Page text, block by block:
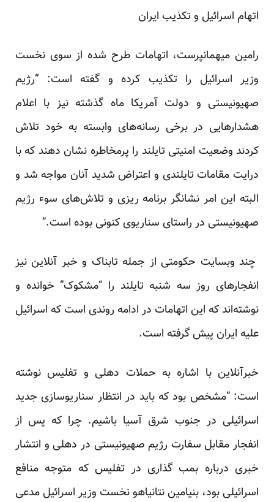
اتهام اسرائیل و تکذیب ایران
رامین میهمانپرست، اتهامات طرح شده از سوی نخست
وزیر اسرائیل را تکذیب کرده و گفته است: “رژیم
صهیونیستی و دولت آمریکا ماه گذشته نیز با اعلام
هشدارهایی در برخی رسانه‌های وابسته به خود تلاش
کردند وضعیت امنیتی تایلند را پرمخاطره نشان دهند که با
درایت مقامات تایلندی و اعتراض شدید آنان مواجه شد و
البته این امر نشانگر برنامه ریزی و تلاش‌های سوء رژیم
صهیونیستی در راستای سناریوی کنونی بوده است.”
چند وبسایت حکومتی از جمله تابناک و خبر آنلاین نیز
انفجارهای روز سه شنبه تایلند را “مشکوک” خوانده و
نوشته‌اند که این اتهامات در ادامه روندی است که اسرائیل
علیه ایران پیش گرفته است.
خبرآنلاین با اشاره به حملات دهلی و تفلیس نوشته
است: “مشخص بود که باید در انتظار سناریوسازی جدید
اسرائیلی در جنوب شرق آسیا باشیم. چرا که پس از
انفجار مقابل سفارت رژیم صهیونیستی در دهلی و انتشار
خبری درباره بمب گذاری در تفلیس که متوجه منافع
اسرائیلی بود، بنیامین نتانیاهو نخست وزیر اسرائیل مدعی